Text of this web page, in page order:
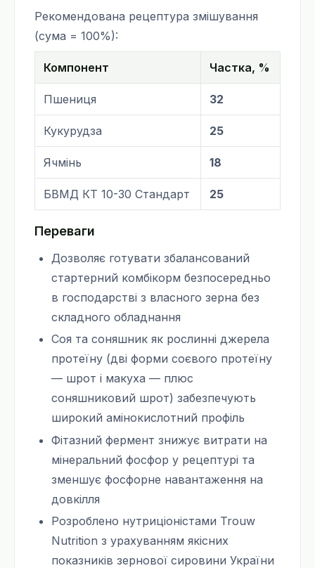
Рекомендована рецептура змішування
(сума = 100%):
Компонент Частка, %
Пшениця 32
Кукурудза 25
Ячмінь 18
БВМД КТ 10-30 Стандарт 25
Переваги
Дозволяє готувати збалансований
стартерний комбікорм безпосередньо
в господарстві з власного зерна без
складного обладнання
Соя та соняшник як рослинні джерела
протеїну (дві форми соєвого протеїну
— шрот і макуха — плюс
соняшниковий шрот) забезпечують
широкий амінокислотний профіль
Фітазний фермент знижує витрати на
мінеральний фосфор у рецептурі та
зменшує фосфорне навантаження на
довкілля
Розроблено нутриціоністами Trouw
Nutrition з урахуванням якісних
показників зернової сировини України